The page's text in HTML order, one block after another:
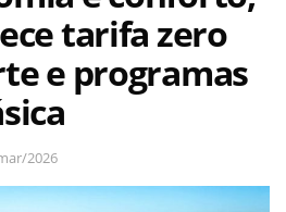
tarifa zero
e programas
2026